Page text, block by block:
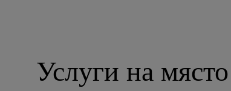
Услуги на място